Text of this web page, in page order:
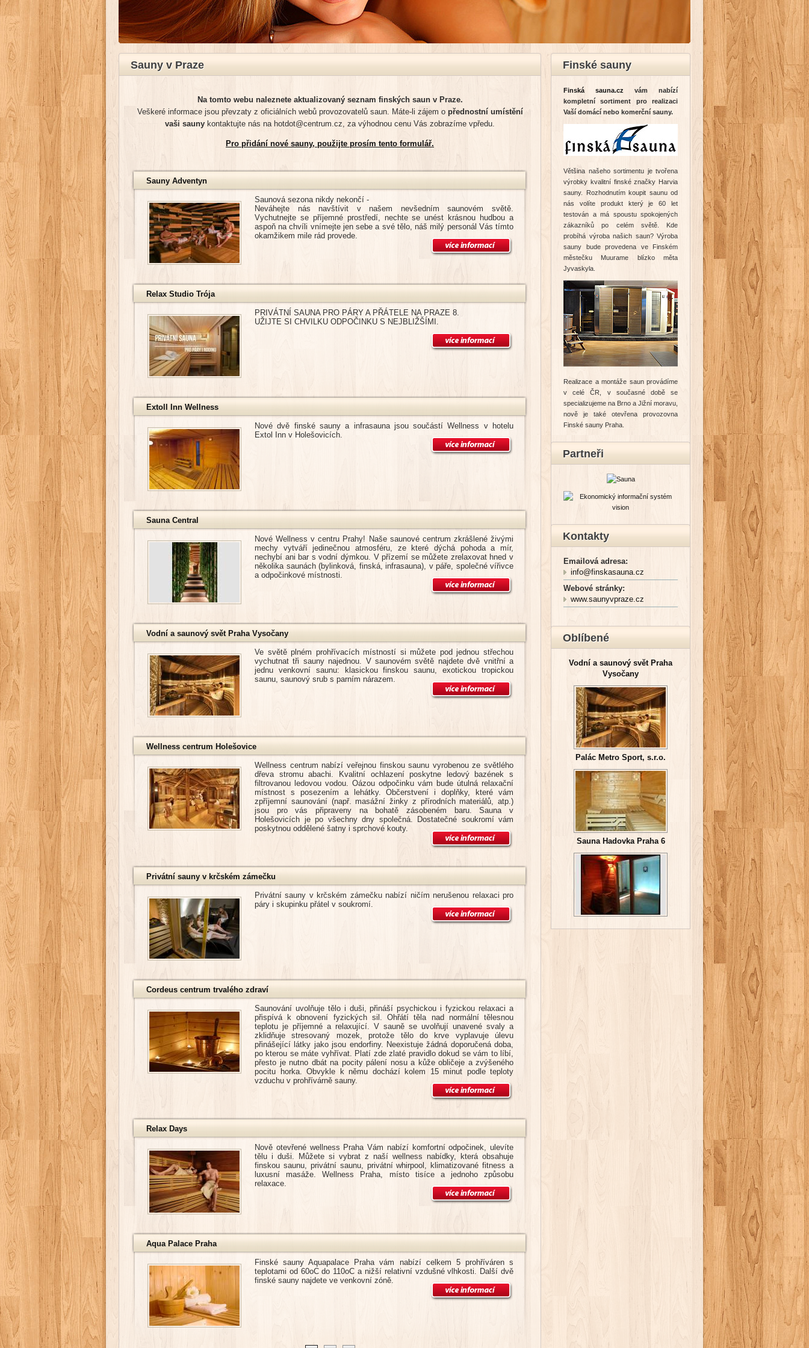
Sauny v Praze
Na tomto webu naleznete aktualizovaný seznam finských saun v Praze.
Veškeré informace jsou převzaty z oficiálních webů provozovatelů saun. Máte-li zájem opřednostní umístění
vaši sauny kontaktujte nás na hotdot@centrum.cz, za výhodnou cenu Vás zobrazíme vpředu.
Pro přidání nové sauny, použijte prosím tento formulář.
Sauny Adventyn
Saunová sezona nikdy nekončí -
Neváhejte nás navštívit v našem nevšedním saunovém světě.
Vychutnejte se příjemné prostředí, nechte se unést krásnou hudbou a
aspoň na chvíli vnímejte jen sebe a své tělo, náš milý personál Vás tímto
okamžikem mile rád provede.
Relax Studio Trója
PRIVÁTNÍ SAUNA PRO PÁRY A PŘÁTELE NA PRAZE 8.
UŽIJTE SI CHVILKU ODPOČINKU S NEJBLIŽŠÍMI.
Extoll Inn Wellness
Nové dvě finské sauny a infrasauna jsou součástí Wellness v hotelu
Extol Inn v Holešovicích.
Sauna Central
Nové Wellness v centru Prahy! Naše saunové centrum zkrášlené živými
mechy vytváří jedinečnou atmosféru, ze které dýchá pohoda a mír,
nechybí ani bar s vodní dýmkou. V přízemí se můžete zrelaxovat hned v
několika saunách (bylinková, finská, infrasauna), v páře, společné vířivce
a odpočinkové místnosti.
Vodní a saunový svět Praha Vysočany
Ve světě plném prohřívacích místností si můžete pod jednou střechou
vychutnat tři sauny najednou. V saunovém světě najdete dvě vnitřní a
jednu venkovní saunu: klasickou finskou saunu, exotickou tropickou
saunu, saunový srub s parním nárazem.
Wellness centrum Holešovice
Wellness centrum nabízí veřejnou finskou saunu vyrobenou ze světlého
dřeva stromu abachi. Kvalitní ochlazení poskytne ledový bazének s
filtrovanou ledovou vodou. Oázou odpočinku vám bude útulná relaxační
místnost s posezením a lehátky. Občerstvení i doplňky, které vám
zpříjemní saunování (např. masážní žinky z přírodních materiálů, atp.)
jsou pro vás připraveny na bohatě zásobeném baru. Sauna v
Holešovicích je po všechny dny společná. Dostatečné soukromí vám
poskytnou oddělené šatny i sprchové kouty.
Privátní sauny v krčském zámečku
Privátní sauny v krčském zámečku nabízí ničím nerušenou relaxaci pro
páry i skupinku přátel v soukromí.
Cordeus centrum trvalého zdraví
Saunování uvolňuje tělo i duši, přináší psychickou i fyzickou relaxaci a
přispívá k obnovení fyzických sil. Ohřátí těla nad normální tělesnou
teplotu je příjemné a relaxující. V sauně se uvolňují unavené svaly a
zklidňuje stresovaný mozek, protože tělo do krve vyplavuje úlevu
přinášející látky jako jsou endorfiny. Neexistuje žádná doporučená doba,
po kterou se máte vyhřívat. Platí zde zlaté pravidlo dokud se vám to líbí,
přesto je nutno dbát na pocity pálení nosu a kůže obličeje a zvýšeného
pocitu horka. Obvykle k němu dochází kolem 15 minut podle teploty
vzduchu v prohřívárně sauny.
Relax Days
Nově otevřené wellness Praha Vám nabízí komfortní odpočinek, ulevíte
tělu i duši. Můžete si vybrat z naší wellness nabídky, která obsahuje
finskou saunu, privátní saunu, privátní whirpool, klimatizované fitness a
luxusní masáže. Wellness Praha, místo tisíce a jednoho způsobu
relaxace.
Aqua Palace Praha
Finské sauny Aquapalace Praha vám nabízí celkem 5 prohříváren s
teplotami od 60oC do 110oC a nižší relativní vzdušné vlhkosti. Další dvě
finské sauny najdete ve venkovní zóně.
Finské sauny
Finská sauna.cz vám nabízí
kompletní sortiment pro realizaci
Vaší domácí nebo komerční sauny.
Většina našeho sortimentu je tvořena
výrobky kvalitní finské značky Harvia
sauny. Rozhodnutím koupit saunu od
nás volíte produkt který je 60 let
testován a má spoustu spokojených
zákazníků po celém světě. Kde
probíhá výroba našich saun? Výroba
sauny bude provedena ve Finském
městečku Muurame blízko měta
Jyvaskyla.
Realizace a montáže saun provádíme
v celé ČR, v současné době se
specializujeme na Brno a Jižní moravu,
nově je také otevřena provozovna
Finské sauny Praha.
Partneři
Kontakty
Emailová adresa:
info@finskasauna.cz
Webové stránky:
www.saunyvpraze.cz
Oblíbené
Vodní a saunový svět Praha
Vysočany
Palác Metro Sport, s.r.o.
Sauna Hadovka Praha 6